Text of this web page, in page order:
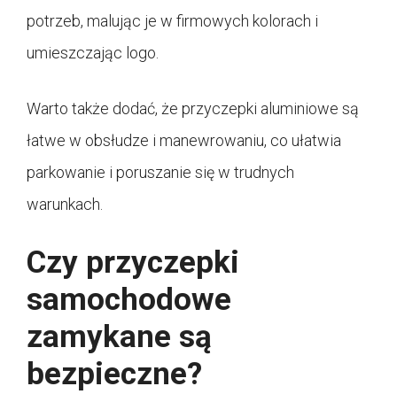
potrzeb, malując je w firmowych kolorach i
umieszczając logo.
Warto także dodać, że przyczepki aluminiowe są
łatwe w obsłudze i manewrowaniu, co ułatwia
parkowanie i poruszanie się w trudnych
warunkach.
Czy przyczepki
samochodowe
zamykane są
bezpieczne?